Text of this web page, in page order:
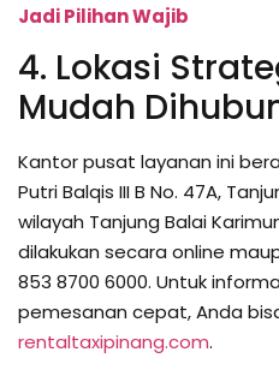
Jadi Pilihan Wajib
4. Lokasi
Mudah
Kantor pusat layanan ini
Putri Balqis III B No. 47A,
wilayah Tanjung Balai
dilakukan secara online
853 8700 6000. Untuk
pemesanan cepat, Anda
rentaltaxipinang.com.